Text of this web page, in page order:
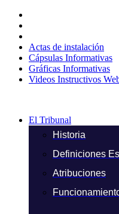
contenido
Actas de instalación
Cápsulas Informativas
Gráficas Informativas
Videos Instructivos
El Tribunal
Historia
Definiciones
Atribuciones